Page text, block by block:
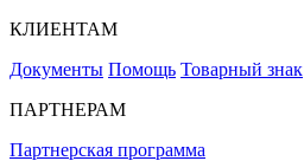
КЛИЕНТАМ
Документы Помощь Товарный знак
ПАРТНЕРАМ
Партнерская программа